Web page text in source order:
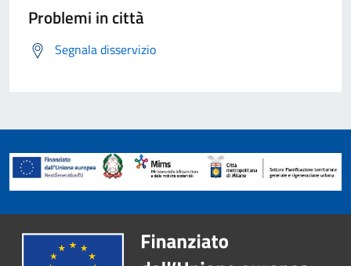
Problemi in città
Segnala disservizio